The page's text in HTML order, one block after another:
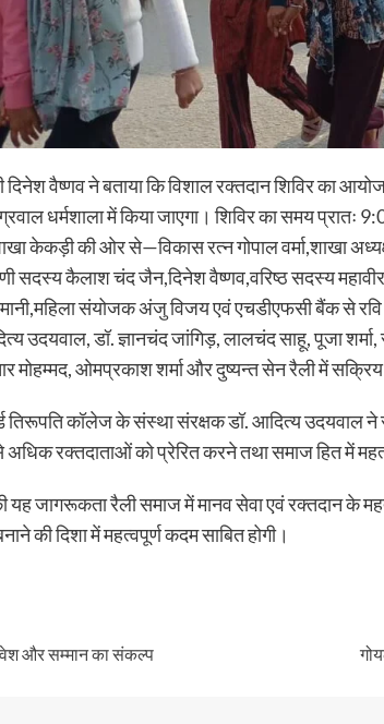
दिनेश वैष्णव ने बताया कि विशाल रक्तदान शिविर का
धर्मशाला में किया जाएगा। शिविर का समय प्रातः
केकड़ी की ओर से—विकास रत्न गोपाल वर्मा,शाखा
सदस्य कैलाश चंद जैन,दिनेश वैष्णव,वरिष्ठ सदस्य महावीर
संयोजक अंजु विजय एवं एचडीएफसी बैंक से
उदयवाल, डॉ. ज्ञानचंद जांगिड़, लालचंद साहू, पूजा शर्मा,
मोहम्मद, ओमप्रकाश शर्मा और दुष्यन्त सेन रैली में
तिरूपति कॉलेज के संस्था संरक्षक डॉ. आदित्य उदयवाल ने
रक्तदाताओं को प्रेरित करने तथा समाज हित में
यह जागरूकता रैली समाज में मानव सेवा एवं रक्तदान के
की दिशा में महत्वपूर्ण कदम साबित होगी।
और सम्मान का संकल्प